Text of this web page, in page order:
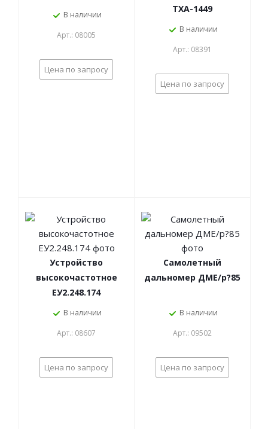
В наличии
Арт.: 08005
Цена по запросу
ТХА-1449
В наличии
Арт.: 08391
Цена по запросу
Устройство
высокочастотное
ЕУ2.248.174
В наличии
Арт.: 08607
Цена по запросу
Самолетный
дальномер ДМЕ/p?85
В наличии
Арт.: 09502
Цена по запросу